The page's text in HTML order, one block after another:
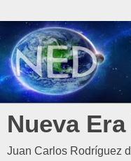
Nueva
Juan Carlos Rodríguez